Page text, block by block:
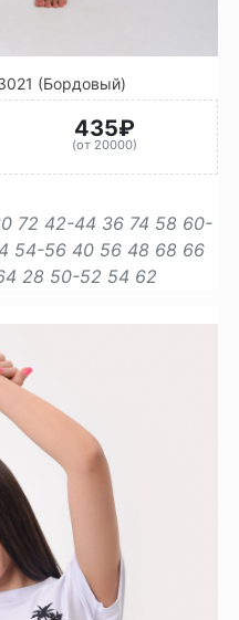
(Бордовый)
435₽
(от 20000)
72 42-44 36 74 58 60-
54-56 40 56 48 68 66
28 50-52 54 62